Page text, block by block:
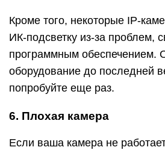
Кроме того, некоторые IP-
ИК-подсветку из-за проблем,
программным обеспечением.
оборудование до последней
попробуйте еще раз.
6. Плохая камера
Если ваша камера не